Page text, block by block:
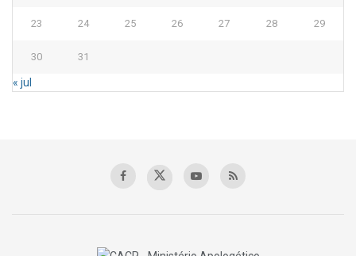
23 24 25 26 27 28 29
30 31
« jul